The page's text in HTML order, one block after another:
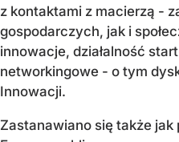
z kontaktami z macierzą -
gospodarczych, jak i
innowacje, działalność
networkingowe - o tym
Innowacji.
Zastanawiano się także